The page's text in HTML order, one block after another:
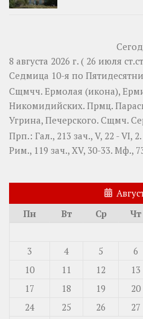
8 августа 2026 г. ( 26 июля
Седмица 10-я по
Сщмчч. Ермолая (икона),
Никомидийских. Прмц.
Угрина, Печерского. Сщмч.
Прп.: Гал., 213 зач., V, 22 - VI, 2.
Рим., 119 зач., XV, 30-33. Мф.,
Пн
Вт Ср Чт
3
4 5 6
10
11 12 13
17
18 19 20
24
25 26 27